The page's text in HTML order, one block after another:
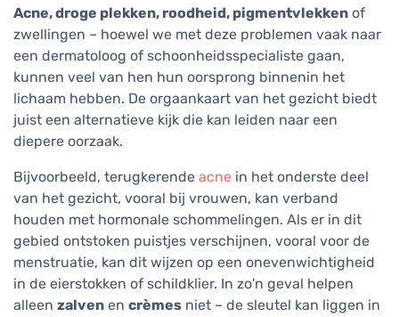
Acne, droge plekken, roodheid, pigmentvlekken of
zwellingen – hoewel we met deze problemen vaak naar
een dermatoloog of schoonheidsspecialiste gaan,
kunnen veel van hen hun oorsprong binnenin het
lichaam hebben. De orgaankaart van het gezicht biedt
juist een alternatieve kijk die kan leiden naar een
diepere oorzaak.
Bijvoorbeeld, terugkerende acne in het onderste deel
van het gezicht, vooral bij vrouwen, kan verband
houden met hormonale schommelingen. Als er in dit
gebied ontstoken puistjes verschijnen, vooral voor de
menstruatie, kan dit wijzen op een onevenwichtigheid
in de eierstokken of schildklier. In zo'n geval helpen
alleen zalven en crèmes niet – de sleutel kan liggen in